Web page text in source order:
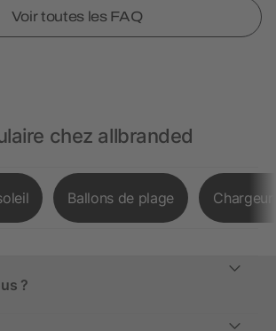
Voir toutes les FAQ
chez allbranded
Ballons de plage
?